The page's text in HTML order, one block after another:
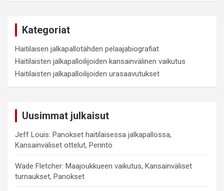
Kategoriat
Haitilaisen jalkapallotähden pelaajabiografiat
Haitilaisten jalkapalloilijoiden kansainvälinen vaikutus
Haitilaisten jalkapalloilijoiden urasaavutukset
Uusimmat julkaisut
Jeff Louis: Panokset haitilaisessa jalkapallossa,
Kansainväliset ottelut, Perintö
Wade Fletcher: Maajoukkueen vaikutus, Kansainväliset
turnaukset, Panokset